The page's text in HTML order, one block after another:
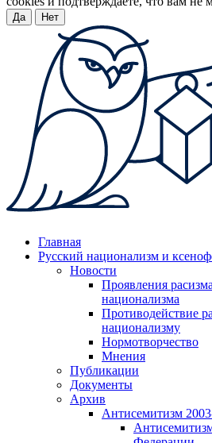
Да Нет
Главная
Русский национализм и
Новости
Проявления
национализма
Противодействие
национализму
Нормотворчество
Мнения
Публикации
Документы
Архив
Антисемитизм